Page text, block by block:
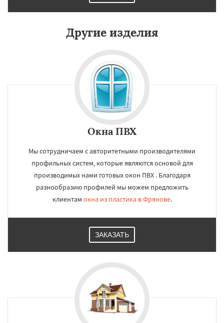
Другие изделия
Окна ПВХ
Мы сотрудничаем с авторитетными производителями
профильных систем, которые являются основой для
производимых нами готовых окон ПВХ . Благодаря
разнообразию профилей мы можем предложить
клиентам окна из пластика в Фрянове.
ЗАКАЗАТЬ